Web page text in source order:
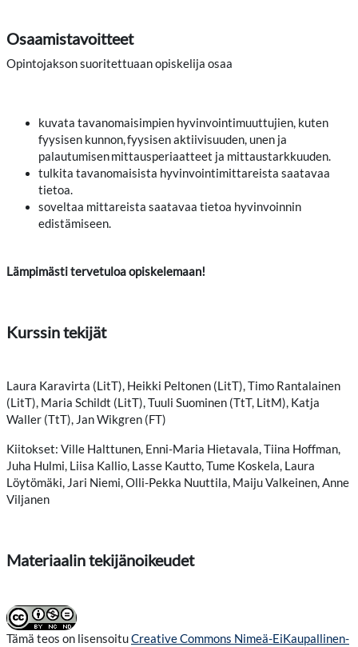
Osaamistavoitteet
Opintojakson suoritettuaan opiskelija osaa
kuvata tavanomaisimpien hyvinvointimuuttujien, kuten
fyysisen kunnon, fyysisen aktiivisuuden, unen ja
palautumisen mittausperiaatteet ja mittaustarkkuuden.
tulkita tavanomaisista hyvinvointimittareista saatavaa
tietoa.
soveltaa mittareista saatavaa tietoa hyvinvoinnin
edistämiseen.
Lämpimästi tervetuloa opiskelemaan!
Kurssin tekijät
Laura Karavirta (LitT), Heikki Peltonen (LitT), Timo Rantalainen
(LitT), Maria Schildt (LitT), Tuuli Suominen (TtT, LitM), Katja
Waller (TtT), Jan Wikgren (FT)
Kiitokset: Ville Halttunen, Enni-Maria Hietavala, Tiina Hoffman,
Juha Hulmi, Liisa Kallio, Lasse Kautto, Tume Koskela, Laura
Löytömäki, Jari Niemi, Olli-Pekka Nuuttila, Maiju Valkeinen, Anne
Viljanen
Materiaalin tekijänoikeudet
Tämä teos on lisensoituCreative Commons Nimeä-EiKaupallinen-